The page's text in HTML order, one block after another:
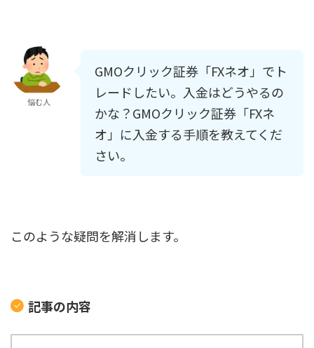
悩む人
GMOクリック証券「FXネオ」でト
レードしたい。入金はどうやるの
かな？GMOクリック証券「FXネ
オ」に入金する手順を教えてくだ
さい。
このような疑問を解消します。
記事の内容